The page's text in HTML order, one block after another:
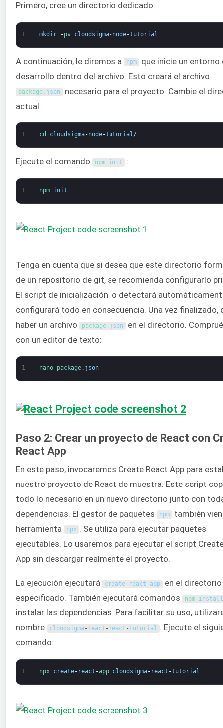
Primero, cree un directorio dedicado:
1 mkdir -pv cloudsigma-node-tutorial
A continuación, le diremos a npm que inicie un entorno
desarrollo dentro del archivo. Esto creará el archivo
package. json necesario para el proyecto. Cambie el
actual:
1 cd cloudsigma-node-tutorial/
Ejecute el comando npm init :
1 npm init
Tenga en cuenta que si desea que este directorio
de un repositorio de git, se recomienda configurarlo
El script de inicialización lo detectará
configurará todo en consecuencia. Una vez finalizado,
haber un archivo
package. json en el directorio.
con un editor de texto:
1 nano package. json
Paso 2: Crear un proyecto de React con
React App
En este paso, invocaremos Create React App para
nuestro proyecto de React de muestra. Este script
todo lo necesario en un nuevo directorio junto con
dependencias. El gestor de paquetes
npm también
herramienta
npx . Se utiliza para ejecutar paquetes
ejecutables. Lo usaremos para ejecutar el script
App sin descargar realmente el proyecto.
La ejecución ejecutará create- react - app en el directorio
especificado. También ejecutará comandos
npm install
instalar las dependencias. Para facilitar su uso,
nombre
cloudsigma - react - react -tutorial . Ejecute el
comando:
1 npx create- react -app cloudsigma- react -tutorial